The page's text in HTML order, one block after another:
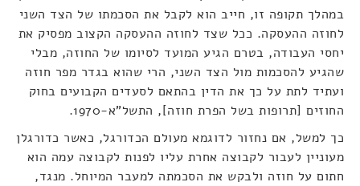
במהלך תקופה זו, חייב הוא לקבל את הסכמתו של הצד השני
לחוזה ההעסקה. ככל שצד לחוזה ההעסקה הקצוב מפסיק את
יחסי העבודה, בטרם הגיע המועד לסיומו של החוזה, מבלי
שהגיע להסכמות מול הצד השני, הרי שהוא בגדר מפר חוזה
ועתיד לתת על כך את הדין בהתאם לסעדים הקבועים בחוק
החוזים [תרופות בשל הפרת חוזה], התשל"א-1970.
כך למשל, אם נחזור לדוגמא מעולם הכדורגל, כאשר כדורגלן
מעוניין לעבור לקבוצה אחרת עליו לפנות לקבוצה עמה הוא
חתום על חוזה ולבקש את הסכמתה למעבר המיוחל. מנגד,